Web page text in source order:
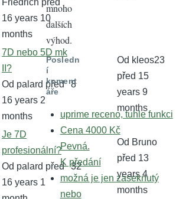
16 years 10
months
Normální
téma
7D nebo 5D mk
II?
Od palard před
16 years 2
months
8
Od kleos23
před 15
years 9
months
Žhavé
téma
Je 7D
profesionální?
Od palard před
16 years 1
32
Od Bruno
před 13
years 4
months
mnoho
dalších
výhod.
Posledn
í
koment
áře
uprime receno, tuhle funkci
Cena 4000 Kč
Pevná.
K předání
možná je jen zaseknutý
nebo